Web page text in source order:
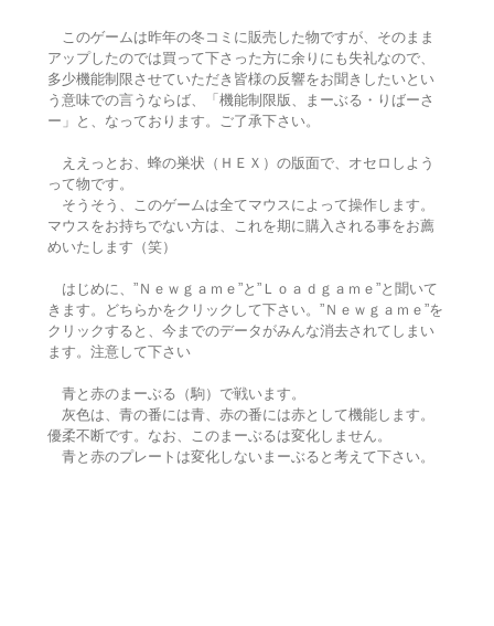
このゲームは昨年の冬コミに販売した物ですが、そのまま
アップしたのでは買って下さった方に余りにも失礼なので、
多少機能制限させていただき皆様の反響をお聞きしたいとい
う意味での言うならば、「機能制限版、まーぶる・りばーさ
ー」と、なっております。ご了承下さい。
ええっとお、蜂の巣状（ＨＥＸ）の版面で、オセロしよう
って物です。
そうそう、このゲームは全てマウスによって操作します。
マウスをお持ちでない方は、これを期に購入される事をお薦
めいたします（笑）
はじめに、”Ｎｅｗｇａｍｅ”と”Ｌｏａｄｇａｍｅ”と聞いて
きます。どちらかをクリックして下さい。”Ｎｅｗｇａｍｅ”を
クリックすると、今までのデータがみんな消去されてしまい
ます。注意して下さい
青と赤のまーぶる（駒）で戦います。
灰色は、青の番には青、赤の番には赤として機能します。
優柔不断です。なお、このまーぶるは変化しません。
青と赤のプレートは変化しないまーぶると考えて下さい。